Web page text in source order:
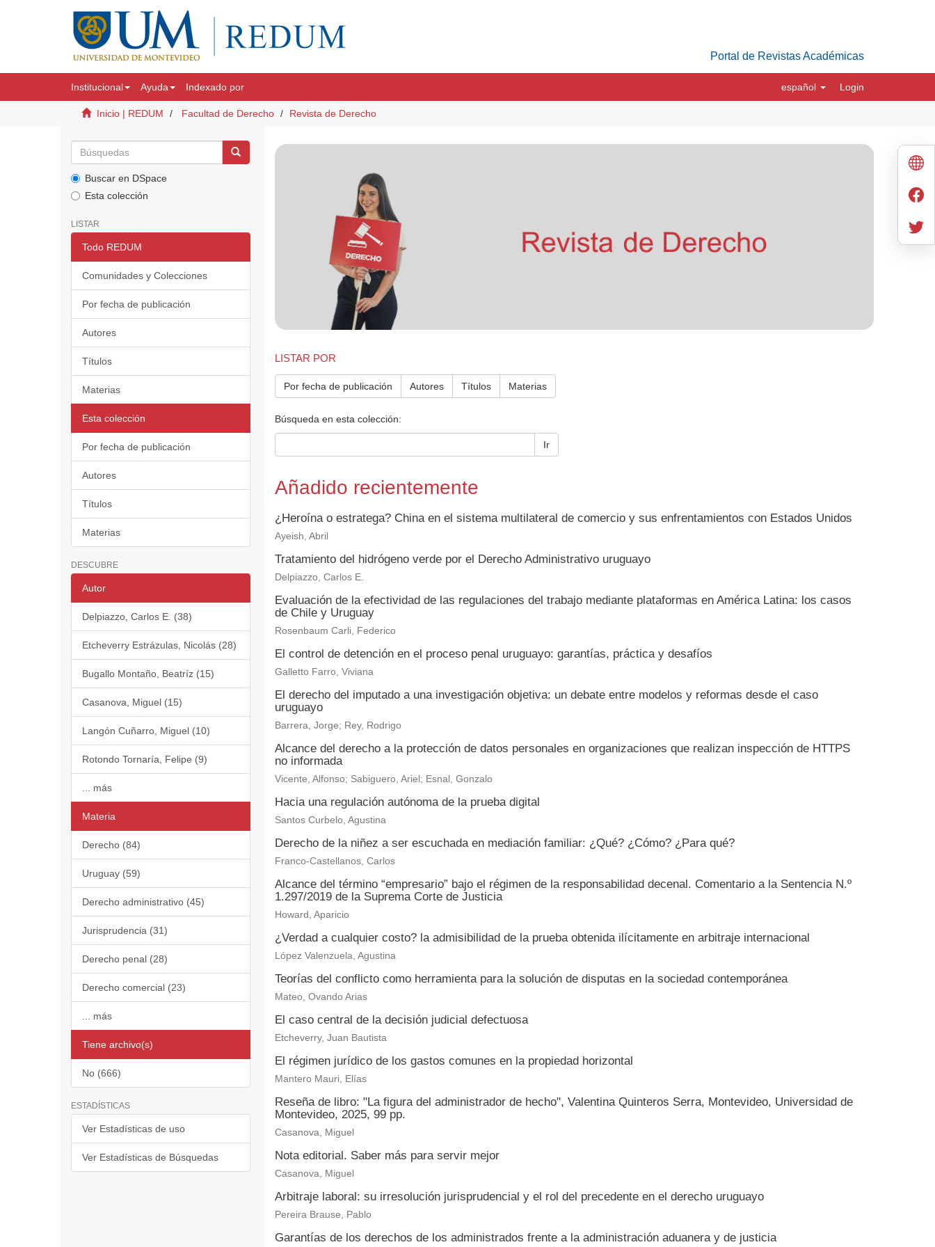
Portal de Revistas Académicas
Institucional Ayuda Indexado por español Login
Inicio | REDUM Facultad de Derecho Revista de Derecho
Buscar en DSpace
Esta colección
LISTAR
Todo REDUM
Comunidades y Colecciones
Por fecha de publicación
Autores
Títulos
Materias
Esta colección
Por fecha de publicación
Autores
Títulos
Materias
DESCUBRE
Autor
Delpiazzo, Carlos E. (38)
Etcheverry Estrázulas, Nicolás (28)
Bugallo Montaño, Beatríz (15)
Casanova, Miguel (15)
Langón Cuñarro, Miguel (10)
Rotondo Tornaría, Felipe (9)
... más
Materia
Derecho (84)
Uruguay (59)
Derecho administrativo (45)
Jurisprudencia (31)
Derecho penal (28)
Derecho comercial (23)
... más
Tiene archivo(s)
No (666)
ESTADÍSTICAS
Ver Estadísticas de uso
Ver Estadísticas de Búsquedas
LISTAR POR
Por fecha de publicación Autores Títulos Materias
Búsqueda en esta colección:
Ir
Añadido recientemente
¿Heroína o estratega? China en el sistema multilateral de comercio y sus enfrentamientos con Estados Unidos
Ayeish, Abril
Tratamiento del hidrógeno verde por el Derecho Administrativo uruguayo
Delpiazzo, Carlos E.
Evaluación de la efectividad de las regulaciones del trabajo mediante plataformas en América Latina: los casos
de Chile y Uruguay
Rosenbaum Carli, Federico
El control de detención en el proceso penal uruguayo: garantías, práctica y desafíos
Galletto Farro, Viviana
El derecho del imputado a una investigación objetiva: un debate entre modelos y reformas desde el caso
uruguayo
Barrera, Jorge; Rey, Rodrigo
Alcance del derecho a la protección de datos personales en organizaciones que realizan inspección de HTTPS
no informada
Vicente, Alfonso; Sabiguero, Ariel; Esnal, Gonzalo
Hacia una regulación autónoma de la prueba digital
Santos Curbelo, Agustina
Derecho de la niñez a ser escuchada en mediación familiar: ¿Qué? ¿Cómo? ¿Para qué?
Franco-Castellanos, Carlos
Alcance del término “empresario” bajo el régimen de la responsabilidad decenal. Comentario a la Sentencia N.º
1.297/2019 de la Suprema Corte de Justicia
Howard, Aparicio
¿Verdad a cualquier costo? la admisibilidad de la prueba obtenida ilícitamente en arbitraje internacional
López Valenzuela, Agustina
Teorías del conflicto como herramienta para la solución de disputas en la sociedad contemporánea
Mateo, Ovando Arias
El caso central de la decisión judicial defectuosa
Etcheverry, Juan Bautista
El régimen jurídico de los gastos comunes en la propiedad horizontal
Mantero Mauri, Elías
Reseña de libro: "La figura del administrador de hecho", Valentina Quinteros Serra, Montevideo, Universidad de
Montevideo, 2025, 99 pp.
Casanova, Miguel
Nota editorial. Saber más para servir mejor
Casanova, Miguel
Arbitraje laboral: su irresolución jurisprudencial y el rol del precedente en el derecho uruguayo
Pereira Brause, Pablo
Garantías de los derechos de los administrados frente a la administración aduanera y de justicia